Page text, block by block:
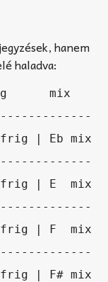
hanem
haladva:
mix
| Eb mix
| E  mix
| F  mix
| F# mix